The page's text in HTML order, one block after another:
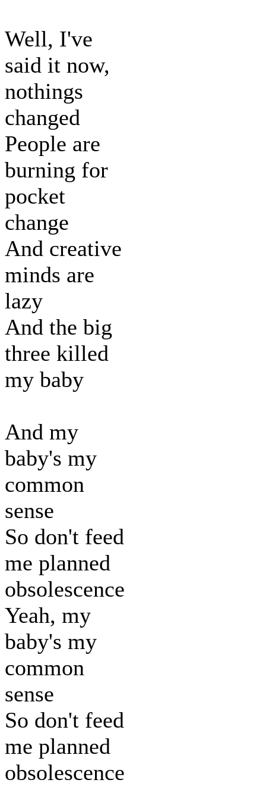
Well, I've
said it now,
nothings
changed
People are
burning for
pocket
change
And creative
minds are
lazy
And the big
three killed
my baby
And my
baby's my
common
sense
So don't feed
me planned
obsolescence
Yeah, my
baby's my
common
sense
So don't feed
me planned
obsolescence